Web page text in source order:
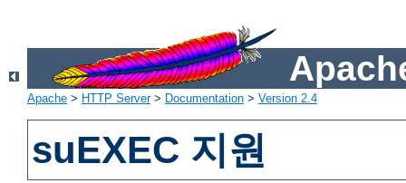
Apache > HTTP Server> Documentation > Version 2.4
suEXEC 지원